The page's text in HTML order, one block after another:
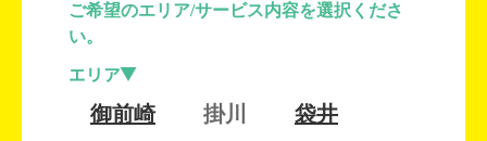
ご希望のエリア/サービス内容を選択くださ
い。
エリア
御前崎 掛川 袋井